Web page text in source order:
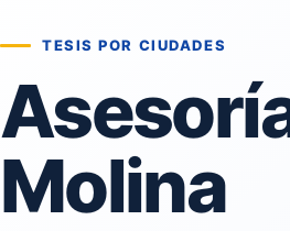
TESIS POR CIUDADES
Molina